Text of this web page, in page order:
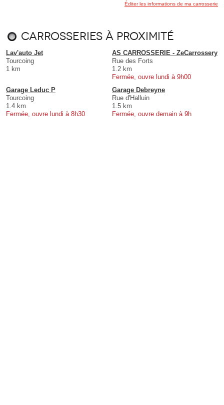
Éditer les informations de ma carrosserie
Carrosseries à proximité
Lav'auto Jet
Tourcoing
1 km
AS CARROSSERIE - ZeCarrossery
Rue des Forts
1.2 km
Fermée, ouvre lundi à 9h00
Garage Leduc P
Tourcoing
1.4 km
Fermée, ouvre lundi à 8h30
Garage Debreyne
Rue d'Halluin
1.5 km
Fermée, ouvre demain à 9h